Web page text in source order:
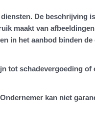
De beschrijving
maakt van
in het aanbod binden
tot schadevergoeding
kan niet